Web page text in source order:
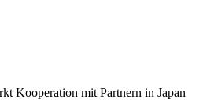
Kooperation mit Partnern in Japan